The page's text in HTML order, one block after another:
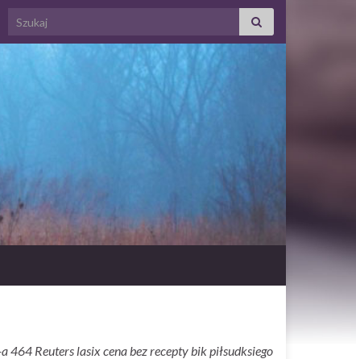
Search for:
464 Reuters lasix cena bez recepty bik piłsudksiego